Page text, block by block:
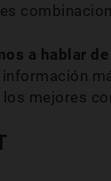
a hablar
información
mejores